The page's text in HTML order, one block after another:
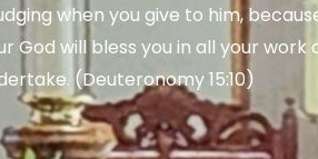
when you give to him,
God will bless you in all your work
(Deuteronomy 15:10)